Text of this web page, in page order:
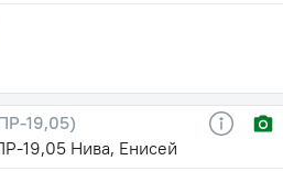
19,05)
19,05 Нива, Енисей